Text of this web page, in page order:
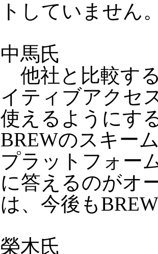
トしていません
中馬氏
他社と比較す
イティブアクセ
使えるようにす
BREWのスキー
プラットフォー
に答えるのがオ
は、今後も
榮木氏